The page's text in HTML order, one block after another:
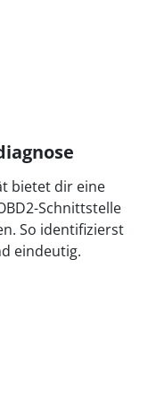
bietet dir eine
Schnittstelle
So identifizierst
eindeutig.